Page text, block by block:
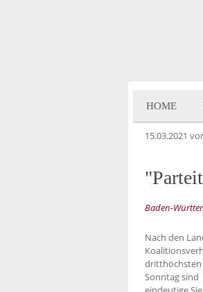
HOME
15.03.2021
Baden-
Nach den
dritthöchsten
Sonntag sind